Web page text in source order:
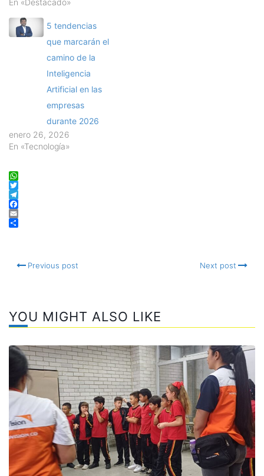
5 tendencias
que marcarán el
camino de la
Inteligencia
Artificial en las
empresas
durante 2026
enero 26, 2026
En «Tecnología»
WhatsApp
Twitter
Telegram
Facebook
Email
Previous post Next post
YOU MIGHT ALSO LIKE